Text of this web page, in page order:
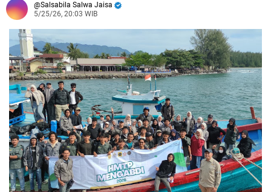
Salsabila Salwa Jaisa
5/25/26, 20:03 WIB